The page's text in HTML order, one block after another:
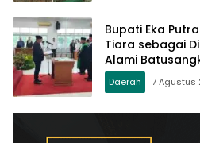
Bupati Eka
Tiara sebagai
Alami
Prima dan Tata
Daerah 7 Agustus